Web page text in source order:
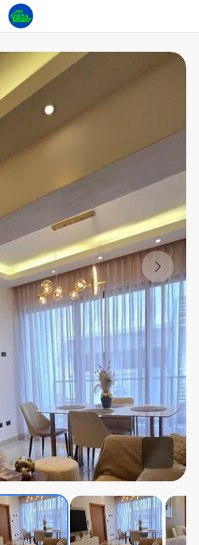
naco 2 habitaciones en renta